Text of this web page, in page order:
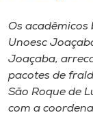
I.nova
Os
Unoesc
Joaçaba,
pacotes de
São Roque de
com a